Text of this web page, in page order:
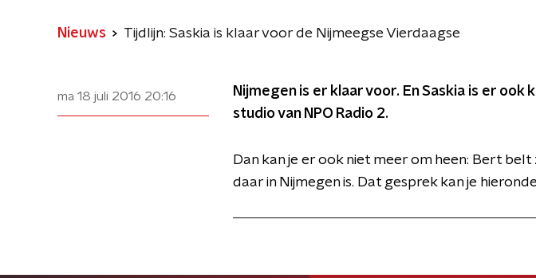
Nieuws Tijdlijn: Saskia is klaar voor de Nijmeegse Vierdaagse
ma 18 juli 2016 20:16
Nijmegen is er klaar voor. En Saskia is er
studio van NPO Radio 2.
Dan kan je er ook niet meer om heen: Bert
daar in Nijmegen is. Dat gesprek kan je